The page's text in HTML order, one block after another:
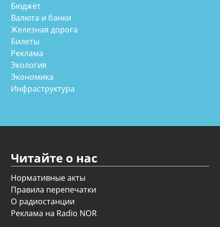
Бюджет
Валюта и банки
Железная дорога
Билеты
Реклама
Экология
Экономика
Инфраструктура
Читайте о нас
Нормативные акты
Правила перепечатки
О радиостанции
Реклама на Radio NOR